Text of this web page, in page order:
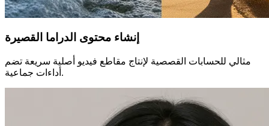
إنشاء محتوى الدراما القصيرة
مثالي للحسابات القصصية لإنتاج مقاطع فيديو أصلية سريعة تضم
أداءات جماعية.